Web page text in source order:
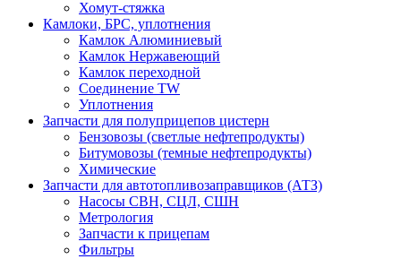
Хомут-стяжка
Камлоки, БРС, уплотнения
Камлок Алюминиевый
Камлок Нержавеющий
Камлок переходной
Соединение TW
Уплотнения
Запчасти для полуприцепов цистерн
Бензовозы (светлые нефтепродукты)
Битумовозы (темные нефтепродукты)
Химические
Запчасти для автотопливозаправщиков (АТЗ)
Насосы СВН, СЦЛ, СШН
Метрология
Запчасти к прицепам
Фильтры